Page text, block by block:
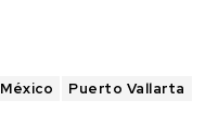
México Puerto Vallarta